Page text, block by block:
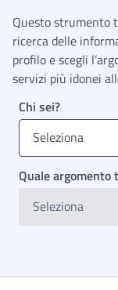
Questo strumento
ricerca delle
profilo e scegli
servizi più idonei
Chi sei?
Seleziona
Quale argomento
Seleziona